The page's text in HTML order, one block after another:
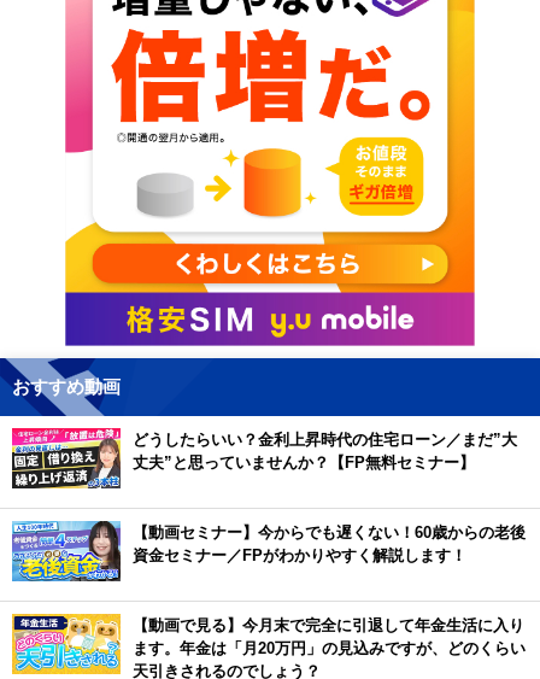
おすすめ動画
どうしたらいい？金利上昇時代の住宅ローン／まだ”大
丈夫”と思っていませんか？【FP無料セミナー】
【動画セミナー】今からでも遅くない！60歳からの老後
資金セミナー／FPがわかりやすく解説します！
【動画で見る】今月末で完全に引退して年金生活に入り
ます。年金は「月20万円」の見込みですが、どのくらい
天引きされるのでしょう？